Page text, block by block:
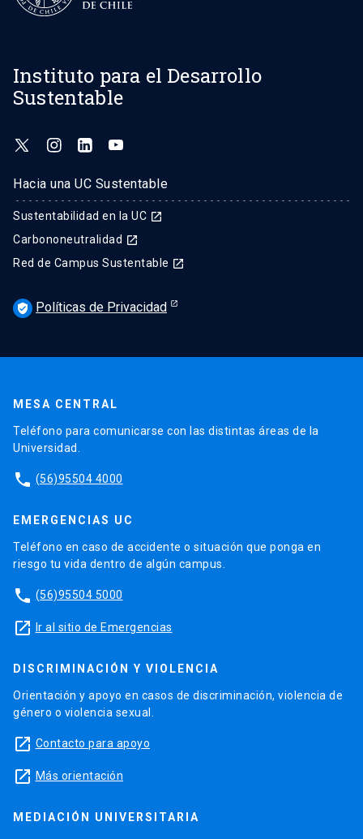
Instituto para el Desarrollo
Sustentable
Hacia una UC Sustentable
Sustentabilidad en la UC launch
Carbononeutralidad launch
Red de Campus Sustentable launch
verified_user Políticas de Privacidad
MESA CENTRAL
Teléfono para comunicarse con las distintas áreas de la
Universidad.
phone (56)95504 4000
EMERGENCIAS UC
Teléfono en caso de accidente o situación que ponga en
riesgo tu vida dentro de algún campus.
phone (56)95504 5000
launch Ir al sitio de Emergencias
DISCRIMINACIÓN Y VIOLENCIA
Orientación y apoyo en casos de discriminación, violencia de
género o violencia sexual.
launch Contacto para apoyo
launch Más orientación
MEDIACIÓN UNIVERSITARIA